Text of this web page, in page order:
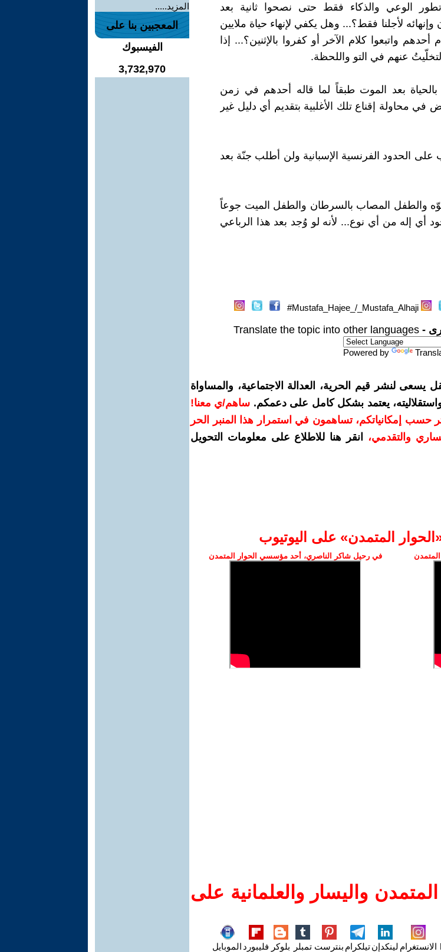
الوعي والذكاء فقط حتى نصحوا ثانية بعد
لأجلنا فقط؟... وهل يكفي لإنهاء حياة ملايين
أحدهم واتبعوا كلام الآخر أو كفروا بالإثنين؟... إذا
عنهم في التو واللحظة.
بعد الموت طبقاً لما قاله أحدهم في زمن
محاولة إقناع تلك الأغلبية بتقديم أي دليل غير
الحدود الفرنسية الإسبانية ولن أطلب جنّة بعد
والطفل المصاب بالسرطان والطفل الميت جوعاً
أي إله من أي نوع... لأنه لو وُجد بعد هذا الرباعي
Mustafa_Hajee_/_Mustafa_Alhaji#
-
Translate the topic into other languages
Powered by
لنشر قيم الحرية، العدالة الاجتماعية، والمساواة
يعتمد بشكل كامل على دعمكم. ساهم/ي معنا!
سنويًا أو أكثر حسب إمكانياتكم، تساهمون في استمرار هذا المنبر الحر
والتقدمي،
انقر هنا للاطلاع على معلومات التحويل
المتمدن» على اليوتيوب
في رحيل شاكر الناصري، أحد مؤسسي الحوار المتمدن
واليسار والعلمانية على
الانستغرام لينكدإنتيلكرام بنترست تمبلر بلوكر فليبورد الموبايل
المزيد.....
المعجبين بنا على
الفيسبوك
3,732,970